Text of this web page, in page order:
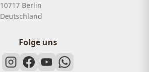
10717 Berlin
Deutschland
Folge uns